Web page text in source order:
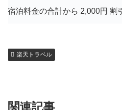
宿泊料金の合計から 2,000円 割引
楽天トラベル
関連記事